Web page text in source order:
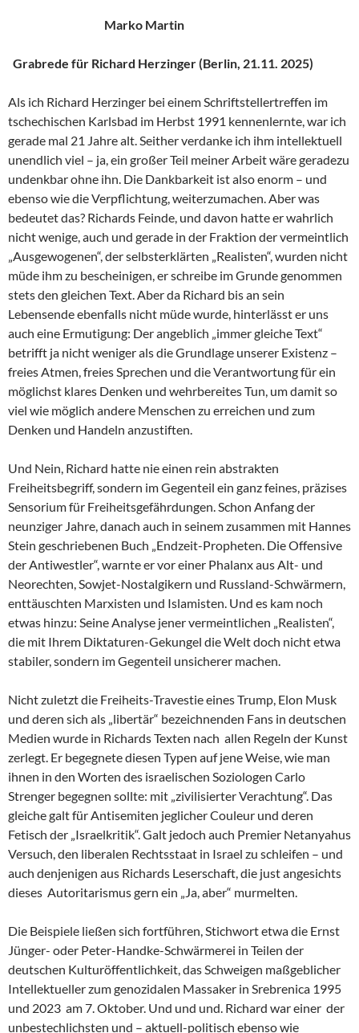
Marko Martin
Grabrede für Richard Herzinger (Berlin, 21.11. 2025)
Als ich Richard Herzinger bei einem Schriftstellertreffen im
tschechischen Karlsbad im Herbst 1991 kennenlernte, war ich
gerade mal 21 Jahre alt. Seither verdanke ich ihm intellektuell
unendlich viel – ja, ein großer Teil meiner Arbeit wäre geradezu
undenkbar ohne ihn. Die Dankbarkeit ist also enorm – und
ebenso wie die Verpflichtung, weiterzumachen. Aber was
bedeutet das? Richards Feinde, und davon hatte er wahrlich
nicht wenige, auch und gerade in der Fraktion der vermeintlich
„Ausgewogenen“, der selbsterklärten „Realisten“, wurden nicht
müde ihm zu bescheinigen, er schreibe im Grunde genommen
stets den gleichen Text. Aber da Richard bis an sein
Lebensende ebenfalls nicht müde wurde, hinterlässt er uns
auch eine Ermutigung: Der angeblich „immer gleiche Text“
betrifft ja nicht weniger als die Grundlage unserer Existenz –
freies Atmen, freies Sprechen und die Verantwortung für ein
möglichst klares Denken und wehrbereites Tun, um damit so
viel wie möglich andere Menschen zu erreichen und zum
Denken und Handeln anzustiften.
Und Nein, Richard hatte nie einen rein abstrakten
Freiheitsbegriff, sondern im Gegenteil ein ganz feines, präzises
Sensorium für Freiheitsgefährdungen. Schon Anfang der
neunziger Jahre, danach auch in seinem zusammen mit Hannes
Stein geschriebenen Buch „Endzeit-Propheten. Die Offensive
der Antiwestler“, warnte er vor einer Phalanx aus Alt- und
Neorechten, Sowjet-Nostalgikern und Russland-Schwärmern,
enttäuschten Marxisten und Islamisten. Und es kam noch
etwas hinzu: Seine Analyse jener vermeintlichen „Realisten“,
die mit Ihrem Diktaturen-Gekungel die Welt doch nicht etwa
stabiler, sondern im Gegenteil unsicherer machen.
Nicht zuletzt die Freiheits-Travestie eines Trump, Elon Musk
und deren sich als „libertär“ bezeichnenden Fans in deutschen
Medien wurde in Richards Texten nach allen Regeln der Kunst
zerlegt. Er begegnete diesen Typen auf jene Weise, wie man
ihnen in den Worten des israelischen Soziologen Carlo
Strenger begegnen sollte: mit „zivilisierter Verachtung“. Das
gleiche galt für Antisemiten jeglicher Couleur und deren
Fetisch der „Israelkritik“. Galt jedoch auch Premier Netanyahus
Versuch, den liberalen Rechtsstaat in Israel zu schleifen – und
auch denjenigen aus Richards Leserschaft, die just angesichts
dieses Autoritarismus gern ein „Ja, aber“ murmelten.
Die Beispiele ließen sich fortführen, Stichwort etwa die Ernst
Jünger- oder Peter-Handke-Schwärmerei in Teilen der
deutschen Kulturöffentlichkeit, das Schweigen maßgeblicher
Intellektueller zum genozidalen Massaker in Srebrenica 1995
und 2023 am 7. Oktober. Und und und. Richard war einer der
unbestechlichsten und – aktuell-politisch ebenso wie